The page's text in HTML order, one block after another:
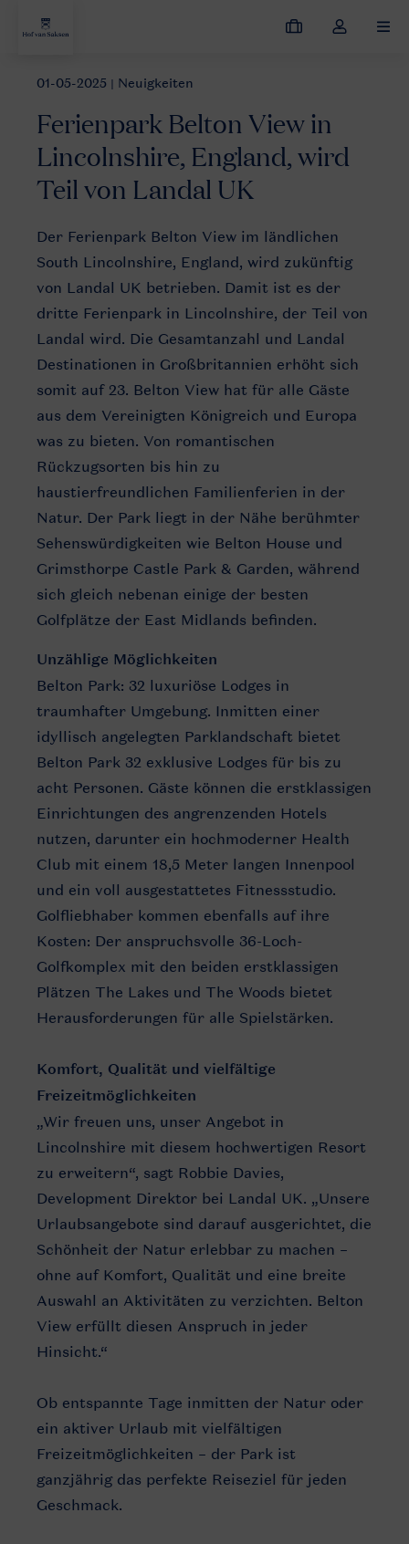
Meine
Dropdown-
Ferienpark Belton View in Lincolnshire, England,
01-05-2025 | Neuigkeiten
Ferienpark Belton View in
Lincolnshire, England, wird
Teil von Landal UK
Der Ferienpark Belton View im ländlichen
South Lincolnshire, England, wird zukünftig
von Landal UK betrieben. Damit ist es der
dritte Ferienpark in Lincolnshire, der Teil von
Landal wird. Die Gesamtanzahl und Landal
Destinationen in Großbritannien erhöht sich
somit auf 23. Belton View hat für alle Gäste
aus dem Vereinigten Königreich und Europa
was zu bieten. Von romantischen
Rückzugsorten bis hin zu
haustierfreundlichen Familienferien in der
Natur. Der Park liegt in der Nähe berühmter
Sehenswürdigkeiten wie Belton House und
Grimsthorpe Castle Park & Garden, während
sich gleich nebenan einige der besten
Golfplätze der East Midlands befinden.
Unzählige Möglichkeiten
Belton Park: 32 luxuriöse Lodges in
traumhafter Umgebung. Inmitten einer
idyllisch angelegten Parklandschaft bietet
Belton Park 32 exklusive Lodges für bis zu
acht Personen. Gäste können die erstklassigen
Einrichtungen des angrenzenden Hotels
nutzen, darunter ein hochmoderner Health
Club mit einem 18,5 Meter langen Innenpool
und ein voll ausgestattetes Fitnessstudio.
Golfliebhaber kommen ebenfalls auf ihre
Kosten: Der anspruchsvolle 36-Loch-
Golfkomplex mit den beiden erstklassigen
Plätzen The Lakes und The Woods bietet
Herausforderungen für alle Spielstärken.
Komfort, Qualität und vielfältige
Freizeitmöglichkeiten
„Wir freuen uns, unser Angebot in
Lincolnshire mit diesem hochwertigen Resort
zu erweitern“, sagt Robbie Davies,
Development Direktor bei Landal UK. „Unsere
Urlaubsangebote sind darauf ausgerichtet, die
Schönheit der Natur erlebbar zu machen –
ohne auf Komfort, Qualität und eine breite
Auswahl an Aktivitäten zu verzichten. Belton
View erfüllt diesen Anspruch in jeder
Hinsicht.“
Ob entspannte Tage inmitten der Natur oder
ein aktiver Urlaub mit vielfältigen
Freizeitmöglichkeiten – der Park ist
ganzjährig das perfekte Reiseziel für jeden
Geschmack.